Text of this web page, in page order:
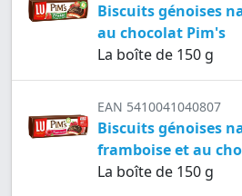
Biscuits génoises
au chocolat Pim's
La boîte de 150 g
EAN 5410041040807
Biscuits génoises
framboise et au
La boîte de 150 g